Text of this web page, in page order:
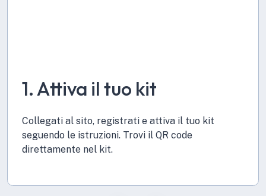
1. Attiva il tuo kit
Collegati al sito, registrati e attiva il tuo kit
seguendo le istruzioni. Trovi il QR code
direttamente nel kit.